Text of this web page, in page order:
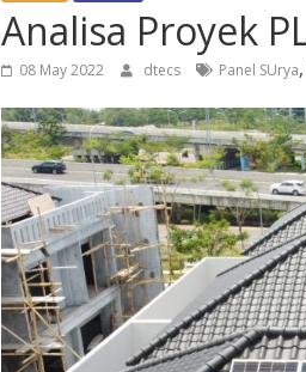
Analisa Proyek
08 May 2022 dtecs Panel SUrya,